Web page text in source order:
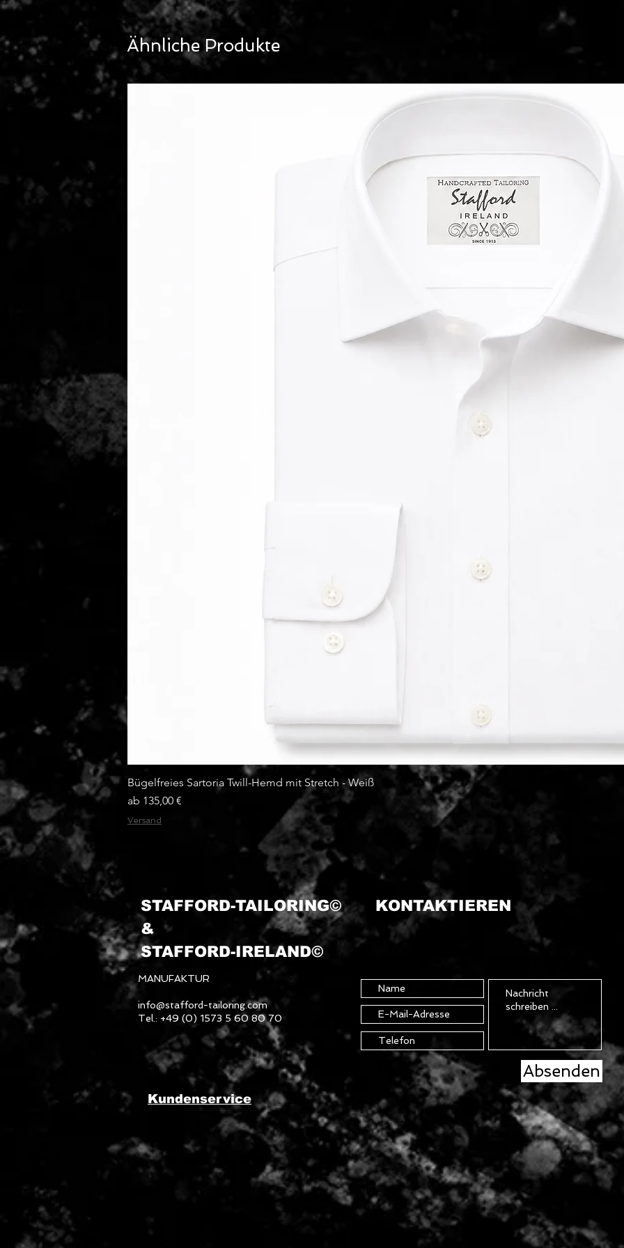
immer frisches Aussehen.Das Gewicht pro Meter liegt bei ca. 550 g
pro Meter doppelter Breite (100 cm x 150 cm). Pro bestellten Meter
erhalten Sie ein Original Label von der Schottischen
Aufsichtsbehörde. Ab 5m wird ein extra großes Label beigelegt.
Die Menge 1 entspricht einem Meter.
behördlichen
tragen, das ihn
Zollbestimmungen
Vereinigten
Die gesamte
und die Bestellung
Ähnliche Produkte
Schnellansicht
Bügelfreies Sartoria Twill-Hemd mit Stretch - Weiß
ab 135,00 €
Sale-Preis
Versand
STAFFORD-TAILORING©
&​
STAFFORD-IRELAND©
MANUFAKTUR
info@stafford-tailoring.com
Tel.: +49 (0) 1573 5 60 80 70
Kundenservice
KONTAKTIEREN
Absenden